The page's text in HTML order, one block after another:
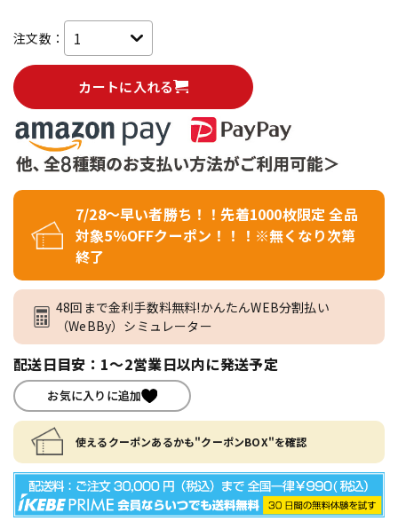
注文数：
カートに入れる
7/28～早い者勝ち！！先着1000枚限定 全品
対象5％OFFクーポン！！！※無くなり次第
終了
48回まで金利手数料無料!かんたんWEB分割払い
（WeBBy）シミュレーター
配送日目安：1～2営業日以内に発送予定
お気に入りに追加
使えるクーポンあるかも"クーポンBOX"を確認